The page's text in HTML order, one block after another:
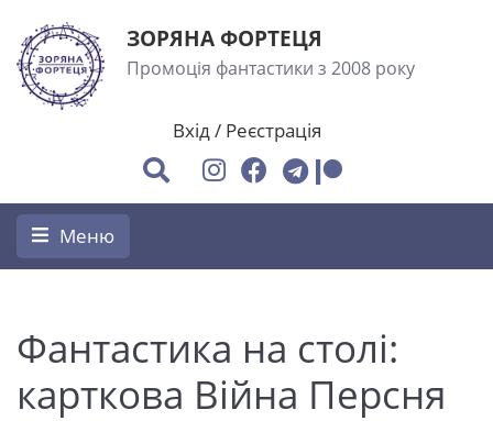
ЗОРЯНА ФОРТЕЦЯ
Промоція фантастики з 2008 року
Вхід/ Реєстрація
Меню
Фантастика на столі:
карткова Війна Персня